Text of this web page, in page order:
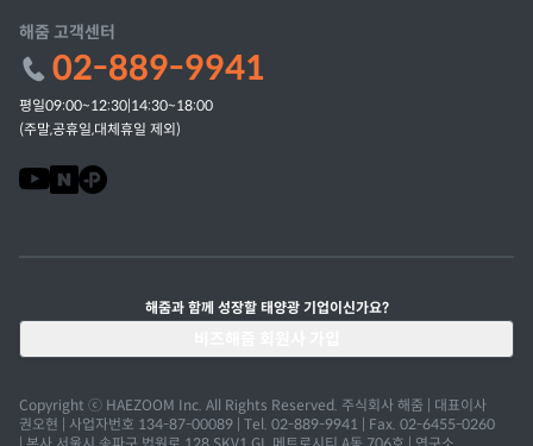
해줌 고객센터
02-889-9941
평일09:00~12:30|14:30~18:00
(주말,공휴일,대체휴일 제외)
Copyright ⓒ HAEZOOM Inc. All Rights Reserved. 주식회사 해줌 | 대표이사
권오현 | 사업자번호 134-87-00089 | Tel. 02-889-9941 | Fax. 02-6455-0260
해줌과 함께 성장할 태양광 기업이신가요?